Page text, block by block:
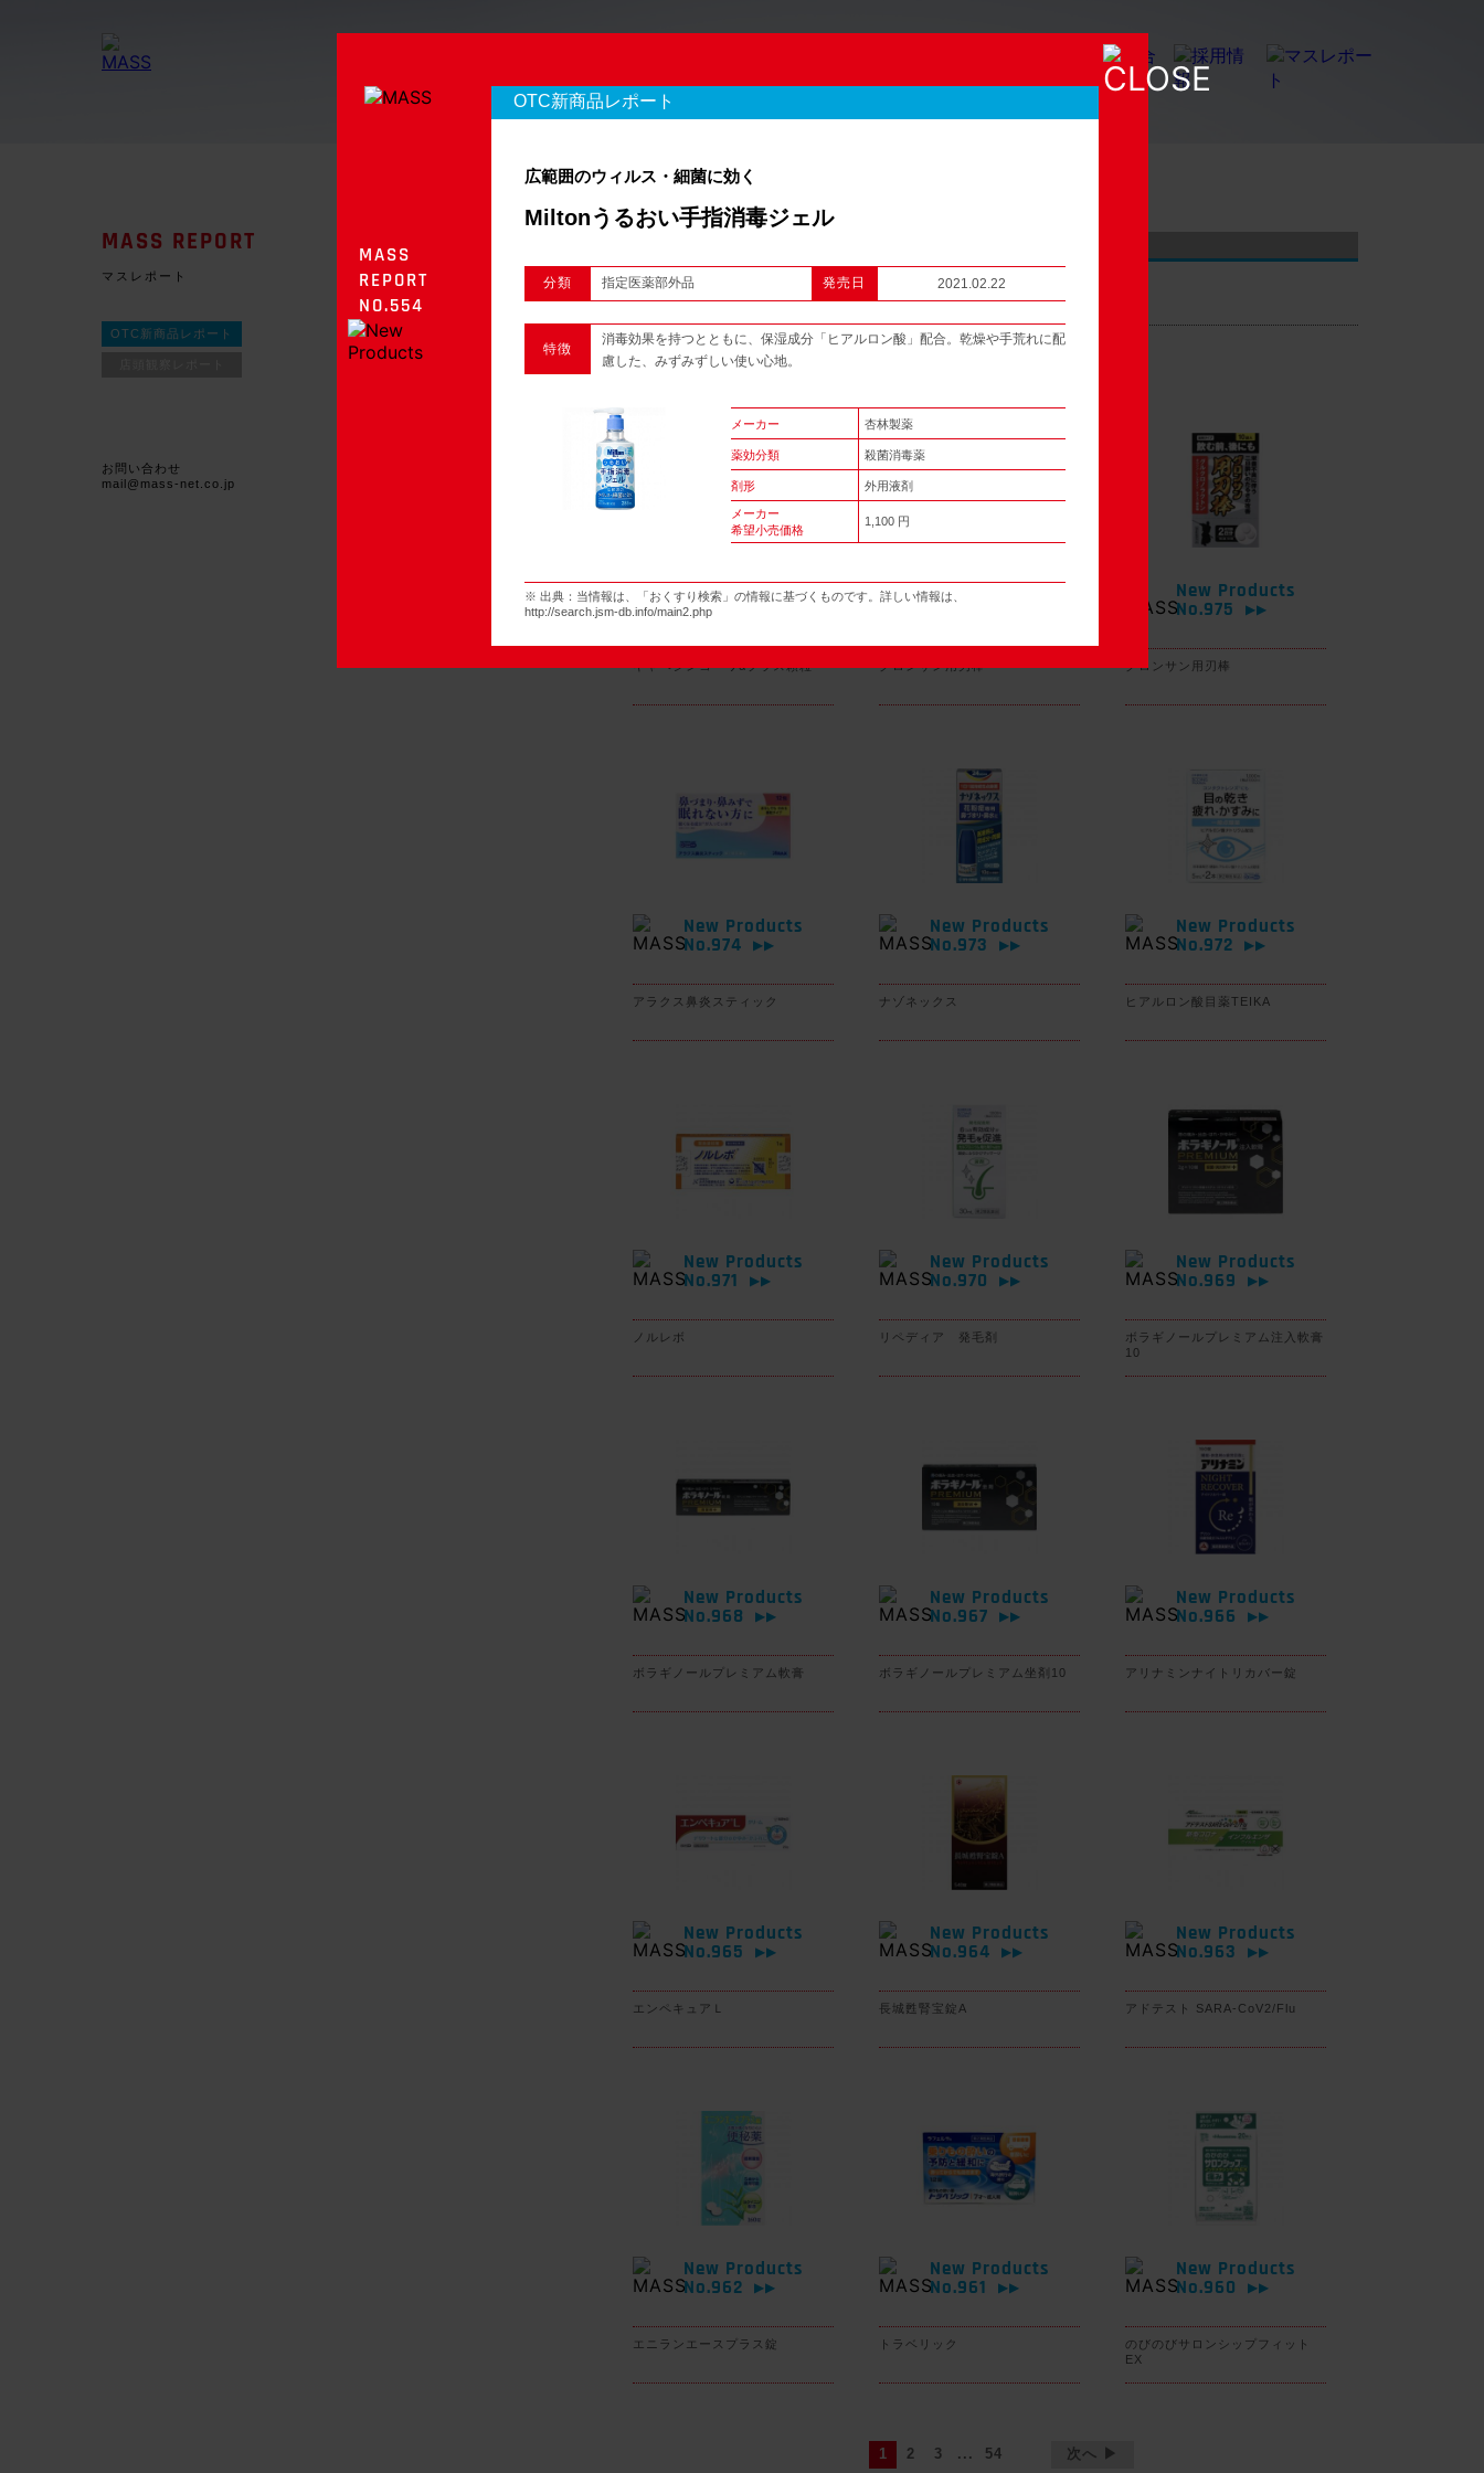
MASS REPORT
マスレポート
OTC新商品レポート
お問い合わせ
mail@mass-net.co.jp
970 件のレポート
New Products
No.977
キャベジンコーワαプラス顆粒
New Products
グロンサン用刃棒
New Products
No.975
▶▶
グロンサン用刃棒
New Products
No.974
▶▶
アラクス鼻炎スティック
New Products
No.973
▶▶
ナゾネックス
New Products
No.972
▶▶
ヒアルロン酸目薬TEIKA
New Products
No.971
▶▶
ノルレボ
New Products
No.970
▶▶
リペディア 発毛剤
New Products
No.969
▶▶
ボラギノールプレミアム注入軟膏
10
New Products
No.968
▶▶
ボラギノールプレミアム軟膏
New Products
No.967
▶▶
ボラギノールプレミアム坐剤10
New Products
No.966
▶▶
アリナミンナイトリカバー錠
New Products
No.965
▶▶
エンペキュアＬ
New Products
No.964
▶▶
長城甦腎宝錠A
New Products
No.963
▶▶
アドテスト SARA-CoV2/Flu
New Products
No.962
▶▶
エニランエースプラス錠
New Products
No.961
▶▶
トラベリック
New Products
No.960
▶▶
のびのびサロンシップフィット
EX
1 2 3 ... 54 次へ ▶
MASS
REPORT
NO.554
OTC新商品レポート
広範囲のウィルス・細菌に効く
Miltonうるおい手指消毒ジェル
分類 指定医薬部外品 発売日 2021.02.22
特徴
消毒効果を持つとともに、保湿成分「ヒアルロン酸」配合。乾燥や手荒れに配
慮した、みずみずしい使い心地。
メーカー 杏林製薬
薬効分類 殺菌消毒薬
剤形 外用液剤
メーカー
希望小売価格
1,100 円
※ 出典：当情報は、「おくすり検索」の情報に基づくものです。詳しい情報は、
http://search.jsm-db.info/main2.php